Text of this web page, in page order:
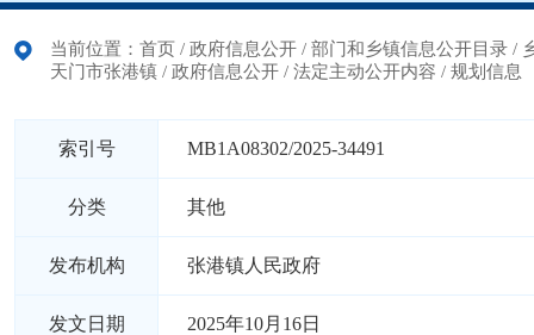
当前位置： 首页 / 政府信息公开 / 部门和乡镇信息公开目录 /
天门市张港镇 / 政府信息公开 / 法定主动公开内容 / 规划信息
索引号 MB1A08302/2025-34491
分类 其他
发布机构 张港镇人民政府
发文日期 2025年10月16日